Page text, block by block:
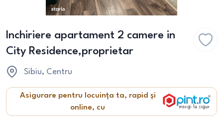
Inchiriere apartament 2 camere in
City Residence,proprietar
Sibiu, Centru
Asigurare pentru locuința ta, rapid și
online, cu